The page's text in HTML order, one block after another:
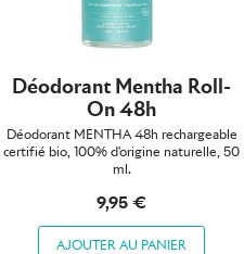
Déodorant Mentha Roll-
On 48h
Déodorant MENTHA 48h rechargeable
certifié bio, 100% d'origine naturelle, 50
ml.
9,95 €
AJOUTER AU PANIER